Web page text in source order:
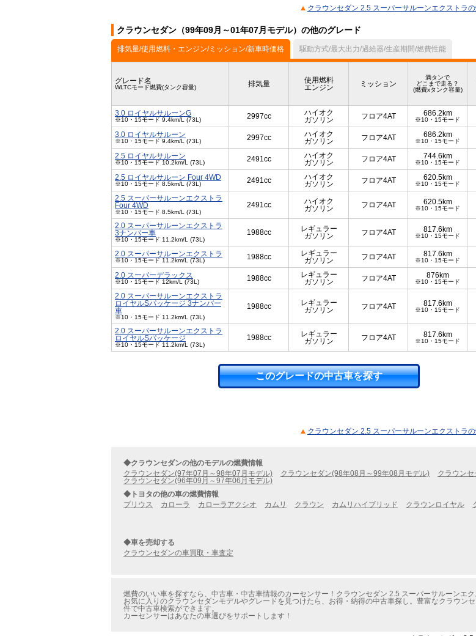
クラウンセダン 2.5 スーパーサルーンエクストラ
クラウンセダン（99年09月～01年07月モデル）の他のグレード
排気量/使用燃料・エンジン/ミッション/新車時価格 駆動方式/最大出力/過給器/生産期間/燃費性能
グレード名
WLTCモード燃費(タンク容量) 排気量
使用燃料
エンジン
ミッション
満タンで
どこまで走る？
(燃費xタンク容量)
3.0 ロイヤルサルーンG
※10・15モード 9.4km/L (73L) 2997cc
ハイオク
ガソリン
フロア4AT 686.2km
※10・15モード
3.0 ロイヤルサルーン
※10・15モード 9.4km/L (73L) 2997cc
ハイオク
ガソリン
フロア4AT 686.2km
※10・15モード
2.5 ロイヤルサルーン
※10・15モード 10.2km/L (73L) 2491cc
ハイオク
ガソリン
フロア4AT 744.6km
※10・15モード
2.5 ロイヤルサルーン Four 4WD
※10・15モード 8.5km/L (73L) 2491cc
ハイオク
ガソリン
フロア4AT 620.5km
※10・15モード
2.5 スーパーサルーンエクストラ
Four 4WD
※10・15モード 8.5km/L (73L)
2491cc
ハイオク
ガソリン
フロア4AT 620.5km
※10・15モード
2.0 スーパーサルーンエクストラ
3ナンバー車
※10・15モード 11.2km/L (73L)
1988cc
レギュラー
ガソリン
フロア4AT 817.6km
※10・15モード
2.0 スーパーサルーンエクストラ
※10・15モード 11.2km/L (73L) 1988cc
レギュラー
ガソリン
フロア4AT 817.6km
※10・15モード
2.0 スーパーデラックス
※10・15モード 12km/L (73L) 1988cc
レギュラー
ガソリン
フロア4AT 876km
※10・15モード
2.0 スーパーサルーンエクストラ
ロイヤルSパッケージ 3ナンバー
車
※10・15モード 11.2km/L (73L)
1988cc
レギュラー
ガソリン
フロア4AT 817.6km
※10・15モード
2.0 スーパーサルーンエクストラ
ロイヤルSパッケージ
※10・15モード 11.2km/L (73L)
1988cc
レギュラー
ガソリン
フロア4AT 817.6km
※10・15モード
このグレードの中古車を探す
クラウンセダン 2.5 スーパーサルーンエクストラ
◆クラウンセダンの他のモデルの燃費情報
クラウンセダン(97年07月～98年07月モデル)
クラウンセダン(98年08月～99年08月モデル)
クラウン
クラウンセダン(96年09月～97年06月モデル)
◆トヨタの他の車の燃費情報
プリウス
カローラ カローラアクシオ カムリ クラウン カムリハイブリッド クラウンロイヤル
◆車を売却する
クラウンセダンの車買取・車査定
燃費のいい車を探すなら、中古車・中古車情報のカーセンサー！クラウンセダン 2.5 スーパーサルーンエク
お気に入りのクラウンセダンモデルやグレードを見つけたら、お得・納得の中古車探し。豊富なクラウン
件で中古車検索ができます。
カーセンサーはあなたの車選びをサポートします！